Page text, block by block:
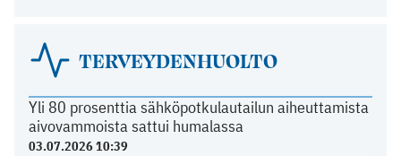
TERVEYDENHUOLTO
Yli 80 prosenttia sähköpotkulautailun aiheuttamista
aivovammoista sattui humalassa
03.07.2026 10:39